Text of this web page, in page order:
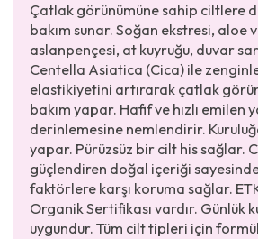
Çatlak görünümüne sahip ciltlere
bakım sunar. Soğan ekstresi, aloe
aslanpençesi, at kuyruğu, duvar
Centella Asiatica (Cica) ile
elastikiyetini artırarak çatlak
bakım yapar. Hafif ve hızlı emilen
derinlemesine nemlendirir.
yapar. Pürüzsüz bir cilt his sağlar.
güçlendiren doğal içeriği
faktörlere karşı koruma sağlar.
Organik Sertifikası vardır. Günlük
uygundur. Tüm cilt tipleri için